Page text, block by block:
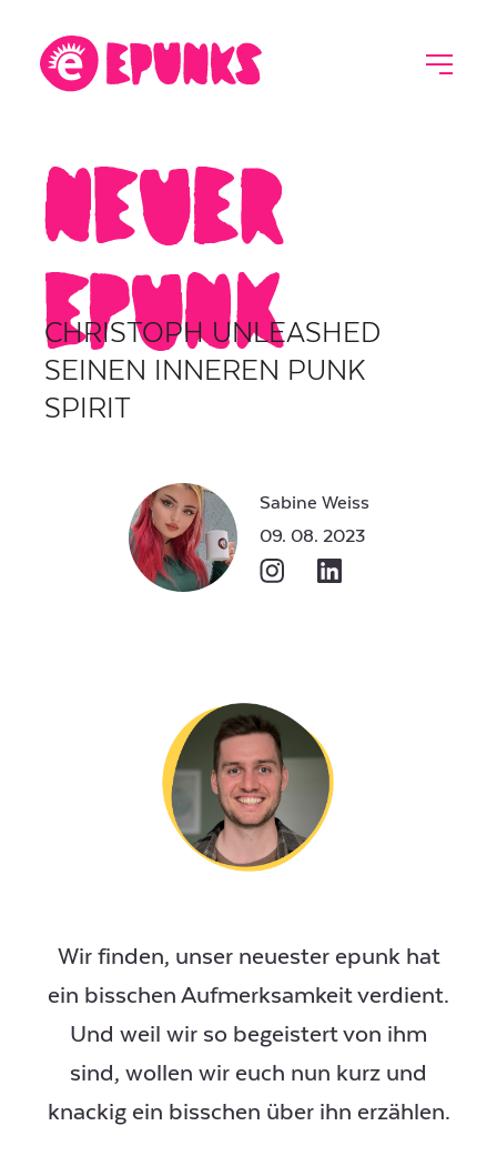
NeuEr
epunk
CHRISTOPH UNLEASHED
SEINEN INNEREN PUNK
SPIRIT
Sabine Weiss
09. 08. 2023
Wir finden, unser neuester epunk hat
ein bisschen Aufmerksamkeit verdient.
Und weil wir so begeistert von ihm
sind, wollen wir euch nun kurz und
knackig ein bisschen über ihn erzählen.